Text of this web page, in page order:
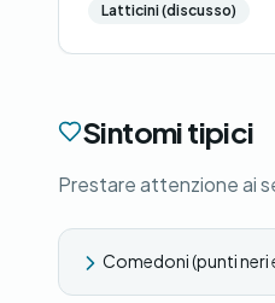
Latticini (discusso)
Sintomi tipici
Prestare attenzione ai
Comedoni (punti neri